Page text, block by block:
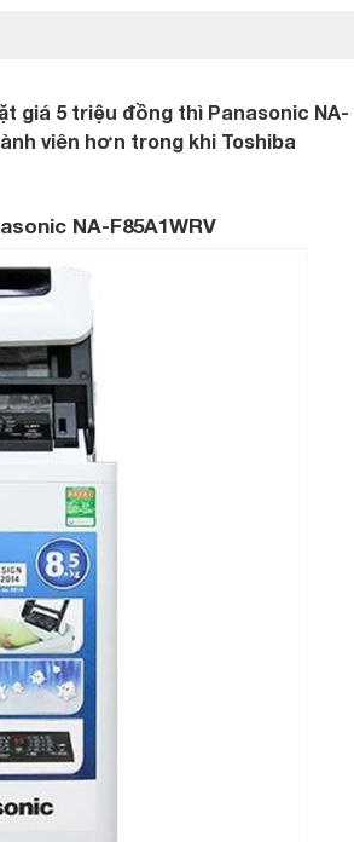
giá 5 triệu đồng thì Panasonic NA-
viên hơn trong khi Toshiba
NA-F85A1WRV